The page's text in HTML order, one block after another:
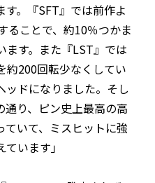
。『SFT』では前作よ
ることで、約10％つかま
ます。また『LST』では
約200回転少なくしてい
ッドになりました。そし
通り、ピン史上最高の高
いて、ミスヒットに強
います」